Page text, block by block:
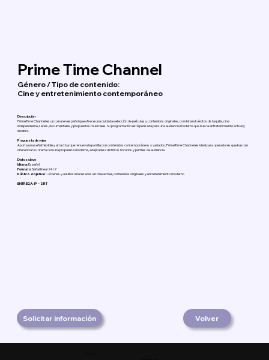
Prime Time Channel
Género / Tipo de contenido:
Cine y entretenimiento contemporáneo
Descripción
PrimeTime Channel es un canal en español que ofrece una cuidada selección de películas y contenidos originales, combinando éxitos de taquilla, cine
independiente, series, documentales y propuestas musicales. Su programación está pensada para una audiencia moderna que busca entretenimiento actual y
diverso.
Propuesta de valor
Aporta una señal flexible y atractiva que renueva la parrilla con contenidos contemporáneos y variados. PrimeTime Channel es ideal para operadores que buscan
diferenciar su oferta con una propuesta moderna, adaptable a distintos horarios y perfiles de audiencia.
Datos clave
Idioma:Español
Formato:Señal lineal 24/7
Público objetivo: Jóvenes y adultos interesados en cine actual, contenidos originales y entretenimiento moderno
ENTREGA: IP – SRT
Solicitar información Volver